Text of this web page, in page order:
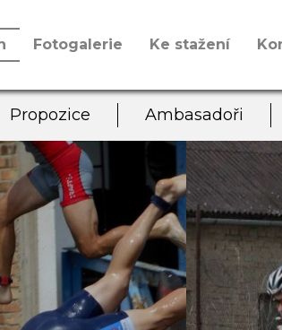
Fotogalerie Ke stažení
Propozice Ambasadoři